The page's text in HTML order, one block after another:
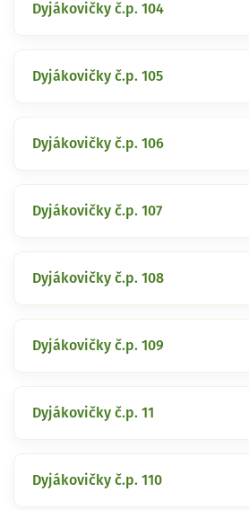
Dyjákovičky č.p. 104
Dyjákovičky č.p. 105
Dyjákovičky č.p. 106
Dyjákovičky č.p. 107
Dyjákovičky č.p. 108
Dyjákovičky č.p. 109
Dyjákovičky č.p. 11
Dyjákovičky č.p. 110